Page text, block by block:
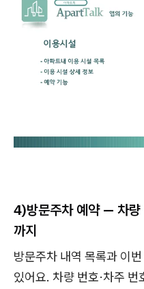
4)방문주차 예약 — 차량
까지
방문주차 내역 목록과 이
있어요. 차량 번호·차주